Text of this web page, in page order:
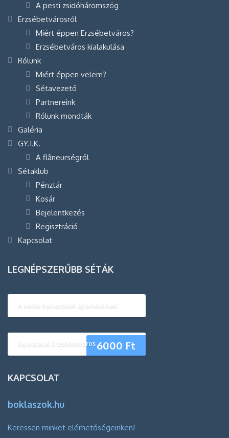
A pesti zsidóháromszög
Erzsébetvárosról
Miért éppen Erzsébetváros?
Erzsébetváros kialakulása
Rólunk
Miért éppen velem?
Sétavezető
Partnereink
Rólunk mondták
Galéria
GY.I.K.
A flâneurségről
Sétaklub
Pénztár
Kosár
Bejelentkezés
Regisztráció
Kapcsolat
LEGNÉPSZERŰBB SÉTÁK
A séták hamarosan újraindulnak!
6000 Ft
Eklektikus Erzsébetváros
KAPCSOLAT
boklaszok.hu
Keressen minket elérhetőségeinken!